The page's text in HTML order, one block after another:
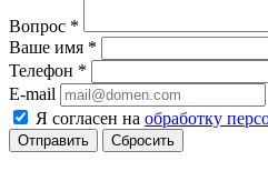
Вопрос *
Ваше имя *
Телефон *
E-mail
Я согласен на обработку
Сбросить